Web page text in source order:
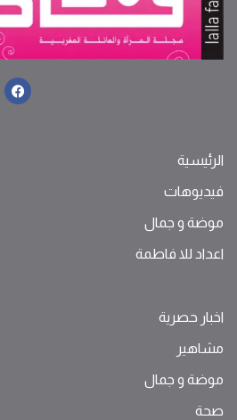
الرئيسية
فيديوهات
موضة ‫و‬ ‫‬‫جمال‬
اعداد للا فاطمة
اخبار حصرية
مشاهير
موضة ‫و‬ ‫‬‫جمال‬
صحة